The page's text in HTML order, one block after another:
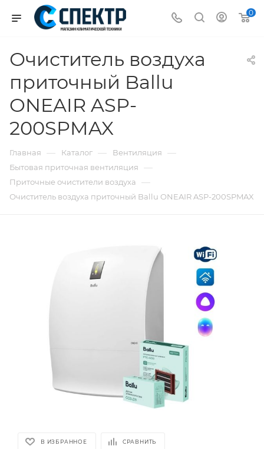
0
Очиститель воздуха
приточный Ballu
ONEAIR ASP-
200SPMAX
Главная — Каталог — Вентиляция —
Бытовая приточная вентиляция —
Приточные очистители воздуха —
Очиститель воздуха приточный Ballu ONEAIR ASP-200SPMAX
В ИЗБРАННОЕ СРАВНИТЬ